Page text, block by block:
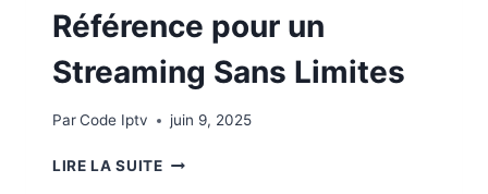
Référence pour un
Streaming Sans Limites
ParCode Iptv juin 9, 2025
LIRE LA SUITE